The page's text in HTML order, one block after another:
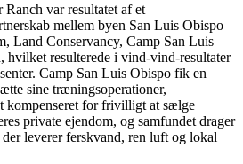
Ranch var resultatet af et
mellem byen San Luis Obispo
Land Conservancy, Camp San Luis
hvilket resulterede i vind-vind-resultater
Camp San Luis Obispo fik en
sine træningsoperationer,
kompenseret for frivilligt at sælge
private ejendom, og samfundet drager
leverer ferskvand, ren luft og lokal